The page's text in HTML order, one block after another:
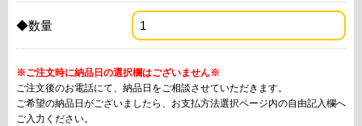
◆数量
※ご注文時に納品日の選択欄はございません※
ご注文後のお電話にて、納品日をご相談させていただきます。
ご希望の納品日がございましたら、お支払方法選択ページ内の自由記入欄へ
ご入力ください。